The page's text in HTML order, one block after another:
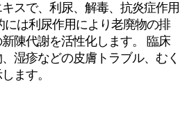
スで、利尿、解毒、抗炎症作用
には利尿作用により老廃物の排
陳代謝を活性化します。 臨床
湿疹などの皮膚トラブル、むく
ます。